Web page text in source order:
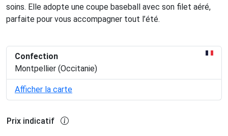
soins. Elle adopte une coupe baseball avec son filet aéré,
parfaite pour vous accompagner tout l’été.
Confection
Montpellier (Occitanie)
Afficher la carte
Prix indicatif